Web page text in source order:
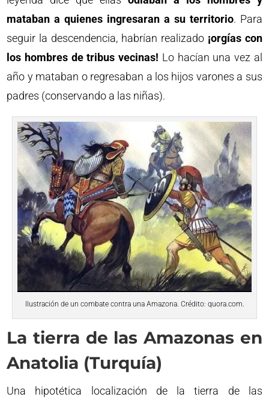
mataban a quienes ingresaran a su territorio. Para
seguir la descendencia, habrían realizado ¡orgías con
los hombres de tribus vecinas! Lo hacían una vez al
año y mataban o regresaban a los hijos varones a sus
padres (conservando a las niñas).
Ilustración de un combate contra una Amazona. Crédito: quora.com.
La tierra de las Amazonas en
Anatolia (Turquía)
Una hipotética localización de la tierra de las